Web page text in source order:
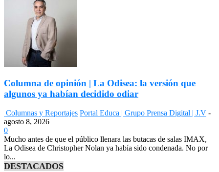
Columna de opinión | La Odisea: la versión que
algunos ya habían decidido odiar
Columnas y Reportajes Portal Educa | Grupo Prensa Digital | J.V -
agosto 8, 2026
0
Mucho antes de que el público llenara las butacas de salas IMAX,
La Odisea de Christopher Nolan ya había sido condenada. No por
lo...
DESTACADOS